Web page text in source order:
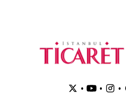
• • •